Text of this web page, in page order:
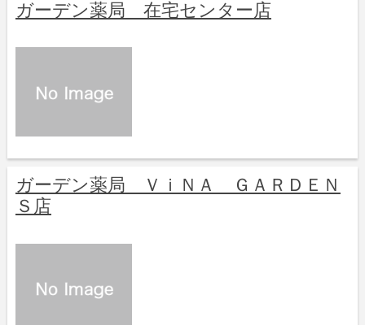
ガーデン薬局 在宅センター店
ガーデン薬局 ＶｉＮＡ ＧＡＲＤＥＮ
Ｓ店